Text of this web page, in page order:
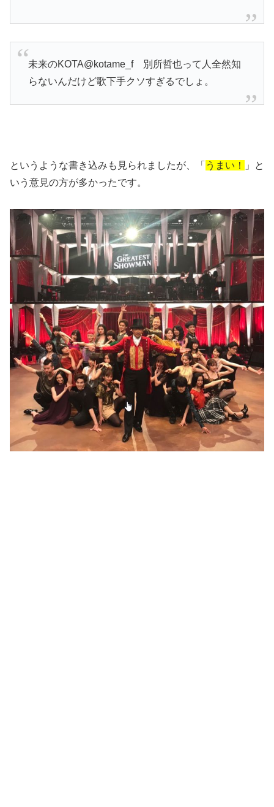
未来のKOTA@kotame_f 別所哲也って人全然知
らないんだけど歌下手クソすぎるでしょ。
というような書き込みも見られましたが、「 うまい！
」と
いう意見の方が多かったです。